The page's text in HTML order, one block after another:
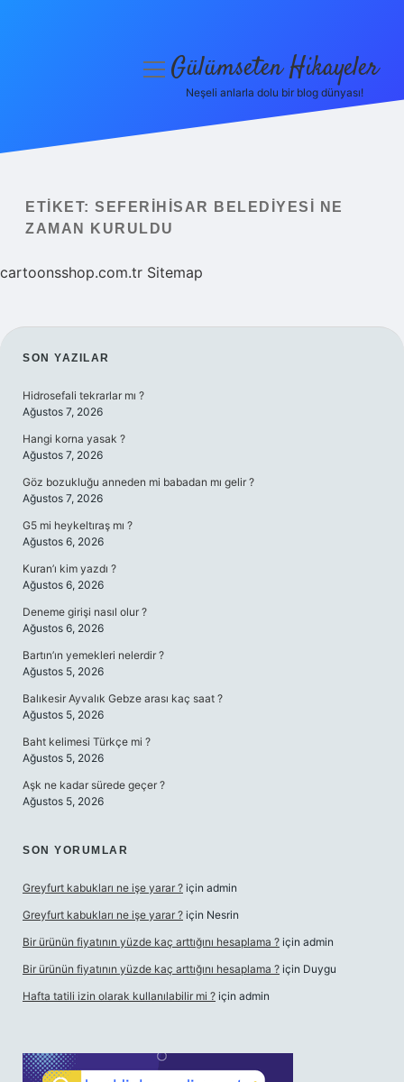
Yasal Uyarı
menüyüGülümseten Hikayeler
Neşeli anlarla dolu bir blog dünyası!
ETIKET: SEFERIHISAR BELEDIYESI NE
ZAMAN KURULDU
cartoonsshop.com.tr Sitemap
SIDEBAR
SON YAZILAR
Hidrosefali tekrarlar mı ?
Ağustos 7, 2026
Hangi korna yasak ?
Ağustos 7, 2026
Göz bozukluğu anneden mi babadan mı gelir ?
Ağustos 7, 2026
G5 mi heykeltıraş mı ?
Ağustos 6, 2026
Kuran’ı kim yazdı ?
Ağustos 6, 2026
Deneme girişi nasıl olur ?
Ağustos 6, 2026
Bartın’ın yemekleri nelerdir ?
Ağustos 5, 2026
Balıkesir Ayvalık Gebze arası kaç saat ?
Ağustos 5, 2026
Baht kelimesi Türkçe mi ?
Ağustos 5, 2026
Aşk ne kadar sürede geçer ?
Ağustos 5, 2026
SON YORUMLAR
Greyfurt kabukları ne işe yarar ? için admin
Greyfurt kabukları ne işe yarar ? için Nesrin
Bir ürünün fiyatının yüzde kaç arttığını hesaplama ? için admin
Bir ürünün fiyatının yüzde kaç arttığını hesaplama ? için Duygu
Hafta tatili izin olarak kullanılabilir mi ? için admin